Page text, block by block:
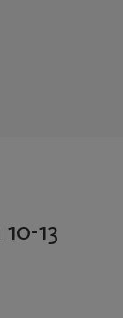
13